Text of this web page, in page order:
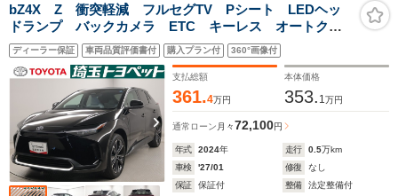
bZ4X Z 衝突軽減 フルセグTV Pシート LEDヘッ
ドランプ バックカメラ ETC キーレス オートクル
ーズコントロール スマートキー ナビ&TV 試乗車
メモリーナビ 記録簿 ミュージックプレイヤー接続可
ディーラー保証 車両品質評価書付 購入プラン付 360°画像付
支払総額
361.4万円
本体価格
353. 1 万円
通常ローン 月々72,100円
年式 2024年 走行 0.5万km
車検
'27/01 修復
なし
保証
保証付 整備
法定整備付